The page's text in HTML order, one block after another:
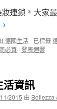
連鎖 * 大家
德國生活 | 已標籤
必買 | 發表迴響
活資訊
2015 由 Bellezza